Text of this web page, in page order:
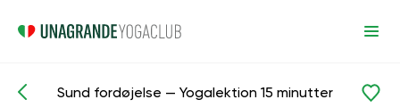
Færdiglavede lektioner Fordøjelse
Sund fordøjelse — Yogalektion 15 minutter